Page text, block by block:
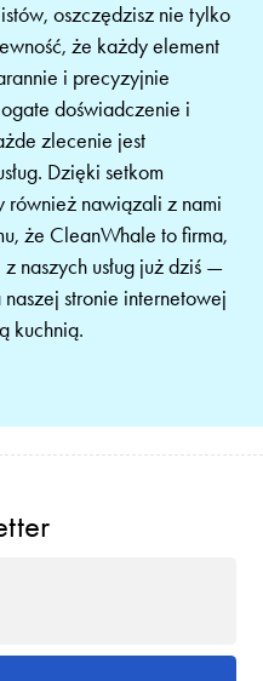
oszczędzisz nie tylko
że każdy element
i precyzyjnie
doświadczenie i
zlecenie jest
Dzięki setkom
również nawiązali z nami
że CleanWhale to firma,
naszych usług już dziś —
stronie internetowej
kuchnią.